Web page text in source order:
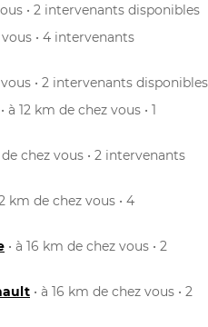
• 2 intervenants disponibles
vous • 4 intervenants
vous • 2 intervenants disponibles
• à 12 km de chez vous • 1
de chez vous • 2 intervenants
km de chez vous • 4
• à 16 km de chez vous • 2
• à 16 km de chez vous • 2